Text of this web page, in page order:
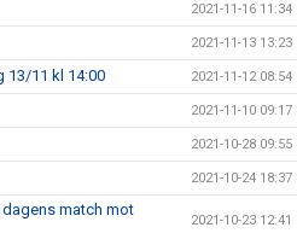
2021-11-16 11:34
2021-11-13 13:23
13/11 kl 14:00 2021-11-12 08:54
2021-11-10 09:17
2021-10-28 09:55
2021-10-24 18:37
dagens match mot
2021-10-23 12:41